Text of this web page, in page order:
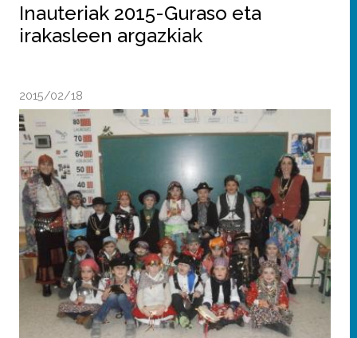
Inauteriak 2015-Guraso eta
irakasleen argazkiak
2015/02/18